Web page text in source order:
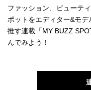
ファッション、ビューテ
ポットをエディター&モ
推す連載「MY BUZZ
んでみよう！